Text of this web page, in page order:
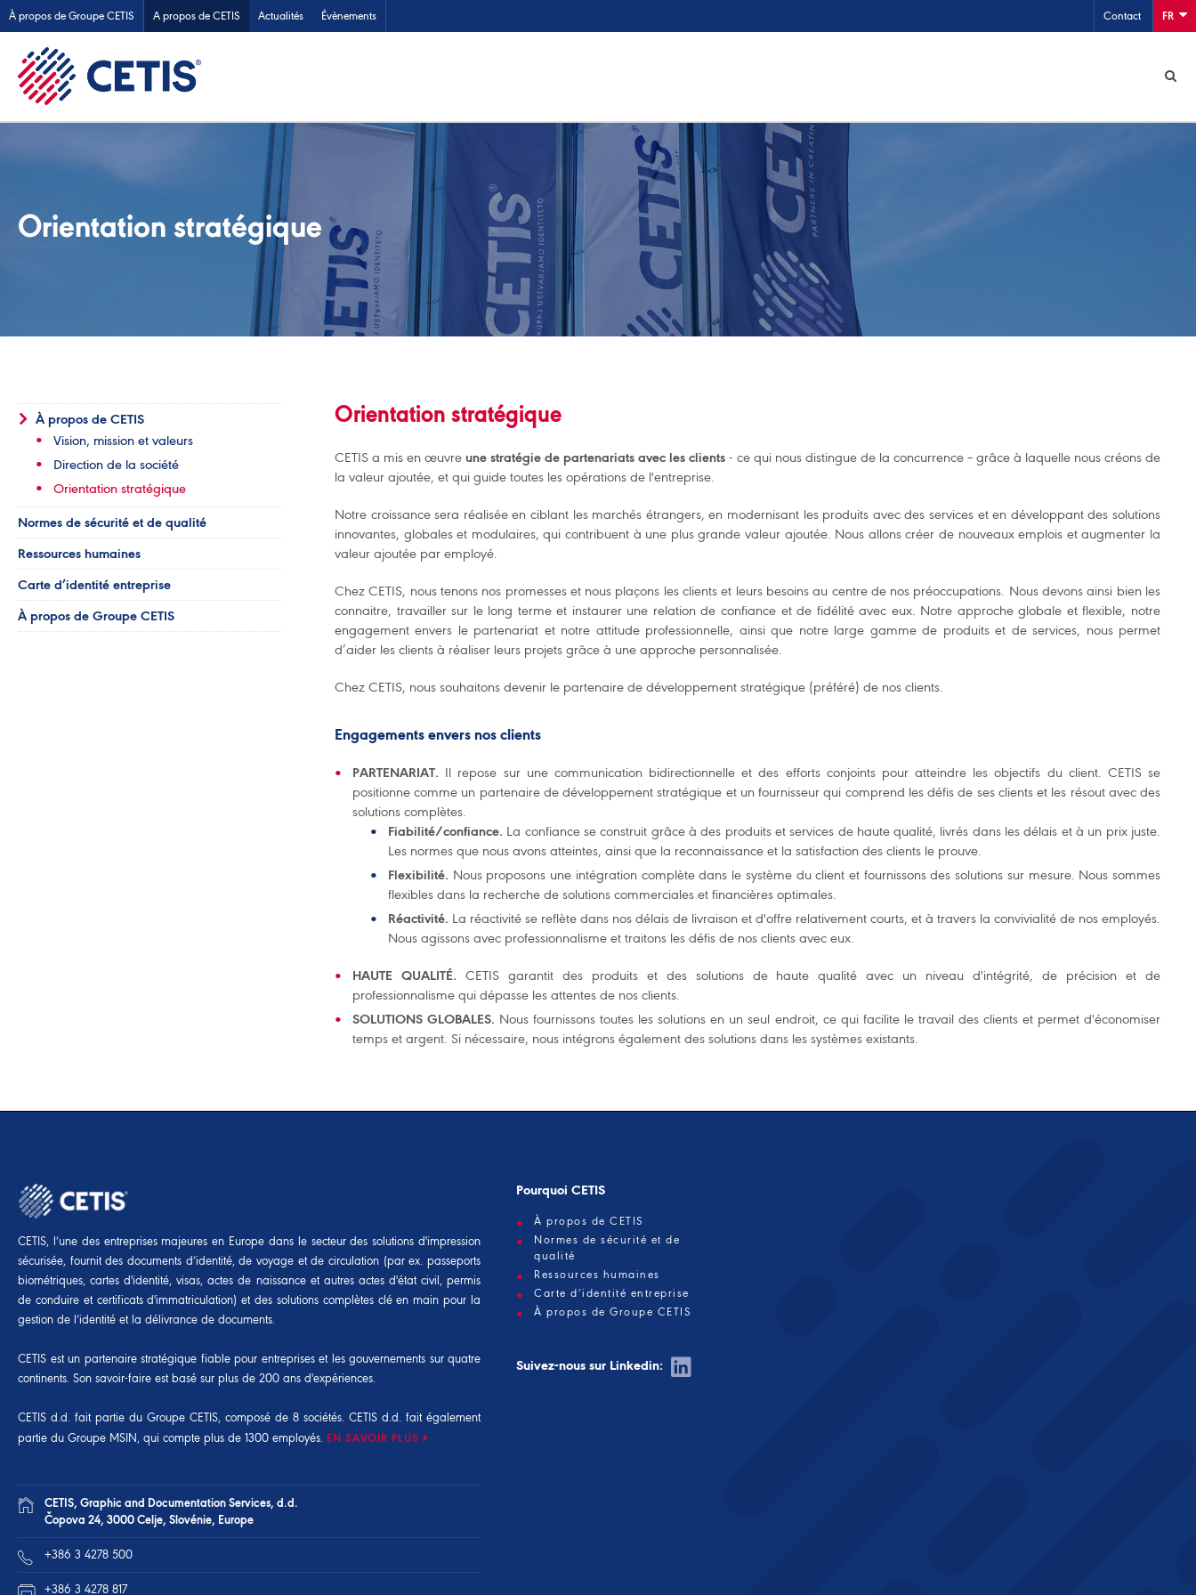
À propos de Groupe CETIS A propos de CETIS Actualités Évènements Contact FR
Orientation stratégique
À propos de CETIS
Vision, mission et valeurs
Direction de la société
Orientation stratégique
Normes de sécurité et de qualité
Ressources humaines
Carte d’identité entreprise
À propos de Groupe CETIS
Orientation stratégique
CETIS a mis en œuvreune stratégie de partenariats avec les clients - ce qui nous distingue de la concurrence – grâce à laquelle nous créons de
la valeur ajoutée, et qui guide toutes les opérations de l'entreprise.
Notre croissance sera réalisée en ciblant les marchés étrangers, en modernisant les produits avec des services et en développant des solutions
innovantes, globales et modulaires, qui contribuent à une plus grande valeur ajoutée. Nous allons créer de nouveaux emplois et augmenter la
valeur ajoutée par employé.
Chez CETIS, nous tenons nos promesses et nous plaçons les clients et leurs besoins au centre de nos préoccupations. Nous devons ainsi bien les
connaitre, travailler sur le long terme et instaurer une relation de confiance et de fidélité avec eux. Notre approche globale et flexible, notre
engagement envers le partenariat et notre attitude professionnelle, ainsi que notre large gamme de produits et de services, nous permet
d’aider les clients à réaliser leurs projets grâce à une approche personnalisée.
Chez CETIS, nous souhaitons devenir le partenaire de développement stratégique (préféré) de nos clients.
Engagements envers nos clients
PARTENARIAT. Il repose sur une communication bidirectionnelle et des efforts conjoints pour atteindre les objectifs du client. CETIS se
positionne comme un partenaire de développement stratégique et un fournisseur qui comprend les défis de ses clients et les résout avec des
solutions complètes.
Fiabilité/confiance. La confiance se construit grâce à des produits et services de haute qualité, livrés dans les délais et à un prix juste.
Les normes que nous avons atteintes, ainsi que la reconnaissance et la satisfaction des clients le prouve.
Flexibilité. Nous proposons une intégration complète dans le système du client et fournissons des solutions sur mesure. Nous sommes
flexibles dans la recherche de solutions commerciales et financières optimales.
Réactivité. La réactivité se reflète dans nos délais de livraison et d'offre relativement courts, et à travers la convivialité de nos employés.
Nous agissons avec professionnalisme et traitons les défis de nos clients avec eux.
HAUTE QUALITÉ. CETIS garantit des produits et des solutions de haute qualité avec un niveau d'intégrité, de précision et de
professionnalisme qui dépasse les attentes de nos clients.
SOLUTIONS GLOBALES. Nous fournissons toutes les solutions en un seul endroit, ce qui facilite le travail des clients et permet d'économiser
temps et argent. Si nécessaire, nous intégrons également des solutions dans les systèmes existants.
CETIS, l’une des entreprises majeures en Europe dans le secteur des solutions d'impression
sécurisée, fournit des documents d’identité, de voyage et de circulation (par ex. passeports
biométriques, cartes d'identité, visas, actes de naissance et autres actes d'état civil, permis
de conduire et certificats d'immatriculation) et des solutions complètes clé en main pour la
gestion de l’identité et la délivrance de documents.
CETIS est un partenaire stratégique fiable pour entreprises et les gouvernements sur quatre
continents. Son savoir-faire est basé sur plus de 200 ans d'expériences.
CETIS d.d. fait partie du Groupe CETIS, composé de 8 sociétés. CETIS d.d. fait également
partie du Groupe MSIN , qui compte plus de 1300 employés. EN SAVOIR PLUS
CETIS, Graphic and Documentation Services, d.d.
Čopova 24, 3000 Celje, Slovénie, Europe
+386 3 4278 500
+386 3 4278 817
Pourquoi CETIS
À propos de CETIS
Normes de sécurité et de
qualité
Ressources humaines
Carte d’identité entreprise
À propos de Groupe CETIS
Suivez-nous sur Linkedin: